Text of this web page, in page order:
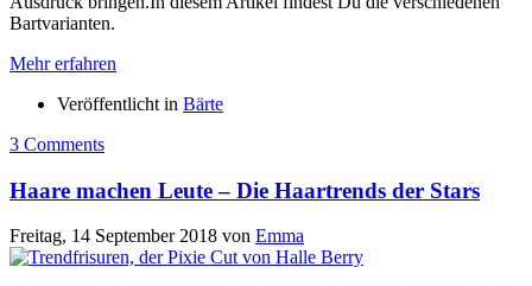
Bartvarianten.
Mehr erfahren
Veröffentlicht in Bärte
3 Comments
Haare machen Leute – Die Haartrends der Stars
Freitag, 14 September 2018 von Emma